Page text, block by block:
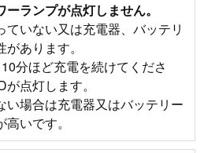
ランプが点灯しません。
いない又は充電器、バッテリ
あります。
分ほど充電を続けてくださ
点灯します。
場合は充電器又はバッテリー
いです。